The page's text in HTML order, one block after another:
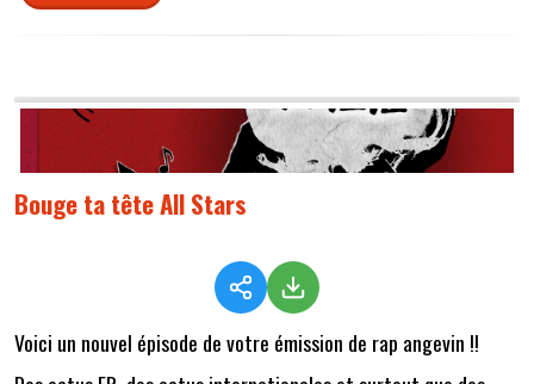
Bouge ta tête All Stars
Voici un nouvel épisode de votre émission de rap angevin !!